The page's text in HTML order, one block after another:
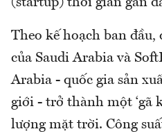
(startup) thời gian gần
Theo kế hoạch ban
của Saudi Arabia và
Arabia - quốc gia sản
giới - trở thành một ‘gã
lượng mặt trời. Công